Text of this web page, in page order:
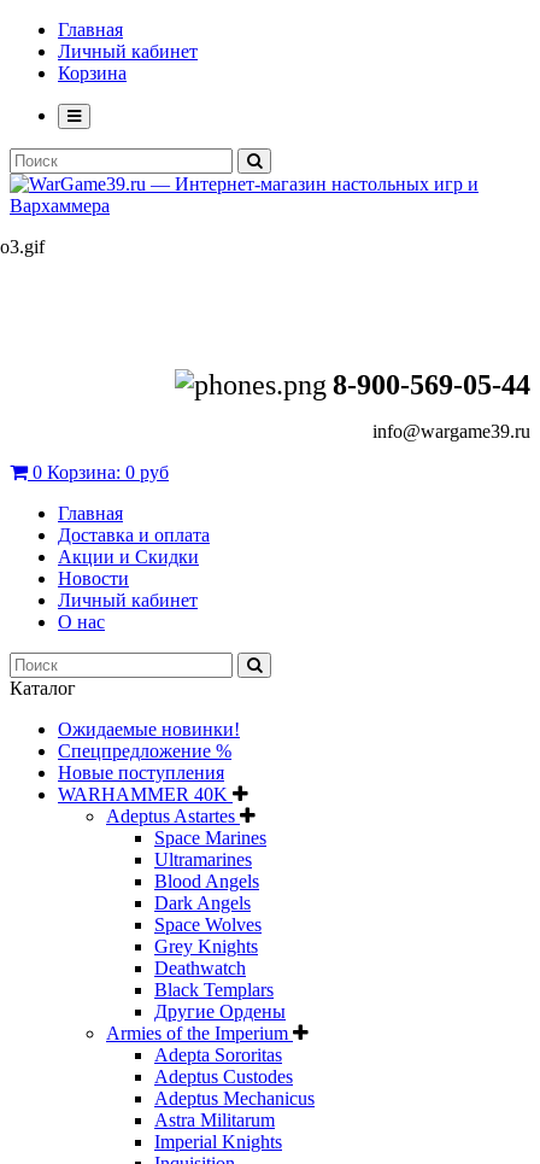
Главная
Личный кабинет
Корзина
8-900-569-05-44
info@wargame39.ru
0 Корзина: 0 руб
Главная
Доставка и оплата
Акции и Скидки
Новости
Личный кабинет
О нас
Каталог
Ожидаемые новинки!
Спецпредложение %
Новые поступления
WARHAMMER 40K
Adeptus Astartes
Space Marines
Ultramarines
Blood Angels
Dark Angels
Space Wolves
Grey Knights
Deathwatch
Black Templars
Другие Ордены
Armies of the Imperium
Adepta Sororitas
Adeptus Custodes
Adeptus Mechanicus
Astra Militarum
Imperial Knights